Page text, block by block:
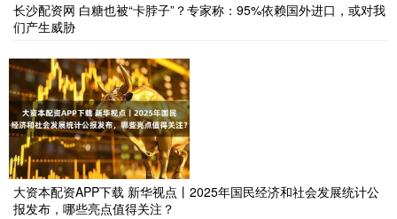
长沙配资网 白糖也被“卡脖子”？专家称：95%依赖国外进口，或对我
们产生威胁
大资本配资APP下载 新华视点丨2025年国民经济和社会发展统计公
报发布，哪些亮点值得关注？